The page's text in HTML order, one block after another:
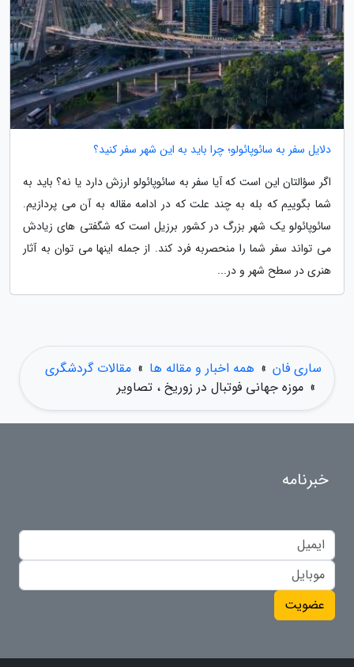
دلایل سفر به سائوپائولو؛ چرا باید به این شهر سفر کنید؟
اگر سؤالتان این است که آیا سفر به سائوپائولو ارزش دارد یا نه؟ باید به
شما بگوییم که بله به چند علت که در ادامه مقاله به آن می پردازیم.
سائوپائولو یک شهر بزرگ در کشور برزیل است که شگفتی های زیادش
می تواند سفر شما را منحصربه فرد کند. از جمله اینها می توان به آثار
هنری در سطح شهر و در...
ساری فان » همه اخبار و مقاله ها » مقالات گردشگری
» موزه جهانی فوتبال در زوریخ ، تصاویر
خبرنامه
عضویت